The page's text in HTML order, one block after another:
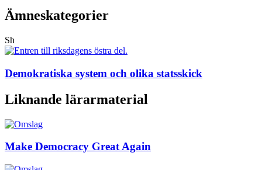
Ämneskategorier
Sh
Demokratiska system och olika statsskick
Liknande lärarmaterial
Make Democracy Great Again